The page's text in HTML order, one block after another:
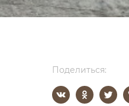
Поделиться: